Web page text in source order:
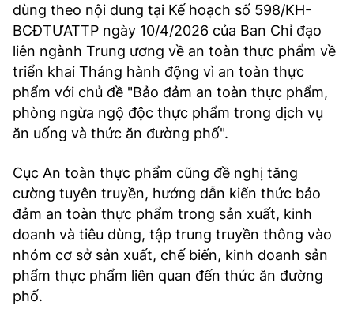
dùng theo nội dung tại Kế hoạch số 598/KH-
BCĐTƯATTP ngày 10/4/2026 của Ban Chỉ đạo
liên ngành Trung ương về an toàn thực phẩm về
triển khai Tháng hành động vì an toàn thực
phẩm với chủ đề "Bảo đảm an toàn thực phẩm,
phòng ngừa ngộ độc thực phẩm trong dịch vụ
ăn uống và thức ăn đường phố".
Cục An toàn thực phẩm cũng đề nghị tăng
cường tuyên truyền, hướng dẫn kiến thức bảo
đảm an toàn thực phẩm trong sản xuất, kinh
doanh và tiêu dùng, tập trung truyền thông vào
nhóm cơ sở sản xuất, chế biến, kinh doanh sản
phẩm thực phẩm liên quan đến thức ăn đường
phố.